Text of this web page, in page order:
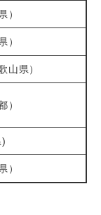
）
）
山県）
）
)
）